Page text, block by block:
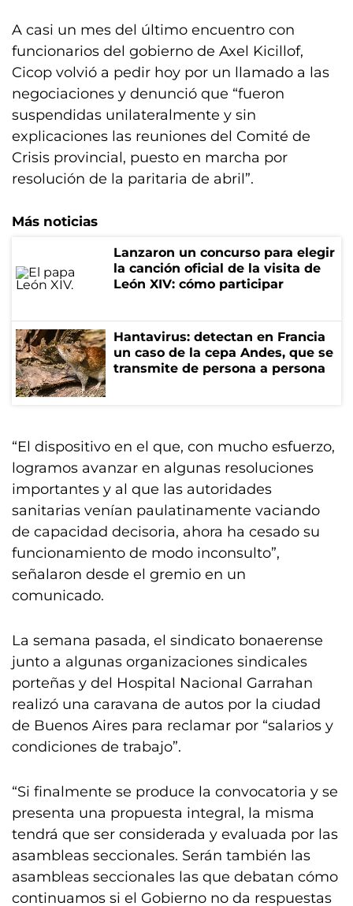
A casi un mes del último encuentro con
funcionarios del gobierno de Axel Kicillof,
Cicop volvió a pedir hoy por un llamado a las
negociaciones y denunció que “fueron
suspendidas unilateralmente y sin
explicaciones las reuniones del Comité de
Crisis provincial, puesto en marcha por
resolución de la paritaria de abril”.
Más noticias
Lanzaron un concurso para elegir
la canción oficial de la visita de
León XIV: cómo participar
Hantavirus: detectan en Francia
un caso de la cepa Andes, que se
transmite de persona a persona
“El dispositivo en el que, con mucho esfuerzo,
logramos avanzar en algunas resoluciones
importantes y al que las autoridades
sanitarias venían paulatinamente vaciando
de capacidad decisoria, ahora ha cesado su
funcionamiento de modo inconsulto”,
señalaron desde el gremio en un
comunicado.
La semana pasada, el sindicato bonaerense
junto a algunas organizaciones sindicales
porteñas y del Hospital Nacional Garrahan
realizó una caravana de autos por la ciudad
de Buenos Aires para reclamar por “salarios y
condiciones de trabajo”.
“Si finalmente se produce la convocatoria y se
presenta una propuesta integral, la misma
tendrá que ser considerada y evaluada por las
asambleas seccionales. Serán también las
asambleas seccionales las que debatan cómo
continuamos si el Gobierno no da respuestas